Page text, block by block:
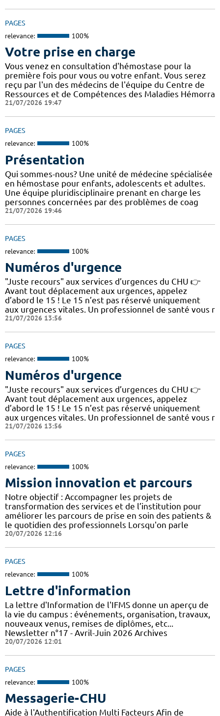
PAGES
relevance: 100%
Votre prise en charge
Vous venez en consultation d'hémostase pour la
première fois pour vous ou votre enfant. Vous serez
reçu par l'un des médecins de l'équipe du Centre de
Ressources et de Compétences des Maladies Hémorra
21/07/2026 19:47
PAGES
relevance: 100%
Présentation
Qui sommes-nous? Une unité de médecine spécialisée
en hémostase pour enfants, adolescents et adultes.
Une équipe pluridisciplinaire prenant en charge les
personnes concernées par des problèmes de coag
21/07/2026 19:46
PAGES
relevance: 100%
Numéros d'urgence
"Juste recours" aux services d’urgences du CHU 👉
Avant tout déplacement aux urgences, appelez
d’abord le 15 ! Le 15 n’est pas réservé uniquement
aux urgences vitales. Un professionnel de santé vous r
21/07/2026 13:56
PAGES
relevance: 100%
Numéros d'urgence
"Juste recours" aux services d’urgences du CHU 👉
Avant tout déplacement aux urgences, appelez
d’abord le 15 ! Le 15 n’est pas réservé uniquement
aux urgences vitales. Un professionnel de santé vous r
21/07/2026 13:56
PAGES
relevance: 100%
Mission innovation et parcours
Notre objectif : Accompagner les projets de
transformation des services et de l’institution pour
améliorer les parcours de prise en soin des patients &
le quotidien des professionnels Lorsqu'on parle
20/07/2026 12:16
PAGES
relevance: 100%
Lettre d'information
La lettre d'Information de l'IFMS donne un aperçu de
la vie du campus : événements, organisation, travaux,
nouveaux venus, remises de diplômes, etc...
Newsletter n°17 - Avril-Juin 2026 Archives
20/07/2026 12:01
PAGES
relevance: 100%
Messagerie-CHU
Aide à l'Authentification Multi Facteurs Afin de